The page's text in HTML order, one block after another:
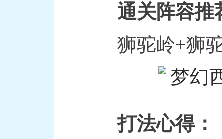
通关阵容推
狮驼岭+狮驼
打法心得：